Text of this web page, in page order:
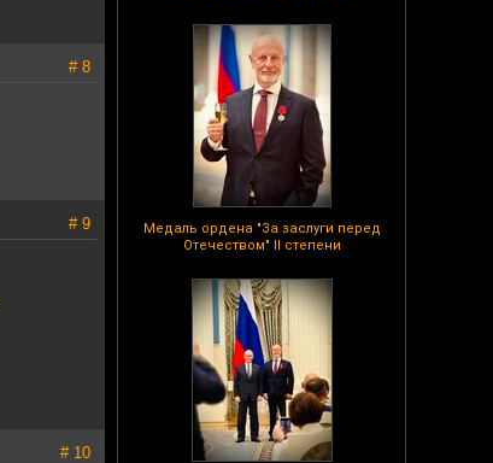
Медаль ордена "За заслуги перед
Отечеством" II степени
# 8
# 9
# 10